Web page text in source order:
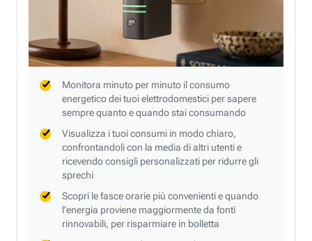
Monitora minuto per minuto il consumo
energetico dei tuoi elettrodomestici per sapere
sempre quanto e quando stai consumando
Visualizza i tuoi consumi in modo chiaro,
confrontandoli con la media di altri utenti e
ricevendo consigli personalizzati per ridurre gli
sprechi
Scopri le fasce orarie più convenienti e quando
l’energia proviene maggiormente da fonti
rinnovabili, per risparmiare in bolletta